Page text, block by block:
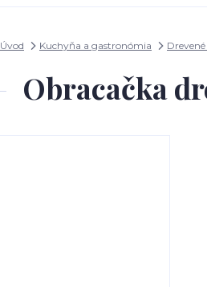
Úvod Kuchyňa a gastronómia
Obracačka